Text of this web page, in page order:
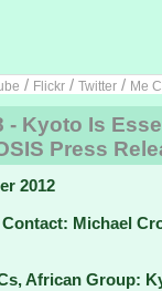
/ Flickr / Twitter / Me
- Kyoto Is
Press
2012
Contact: Michael
African Group: